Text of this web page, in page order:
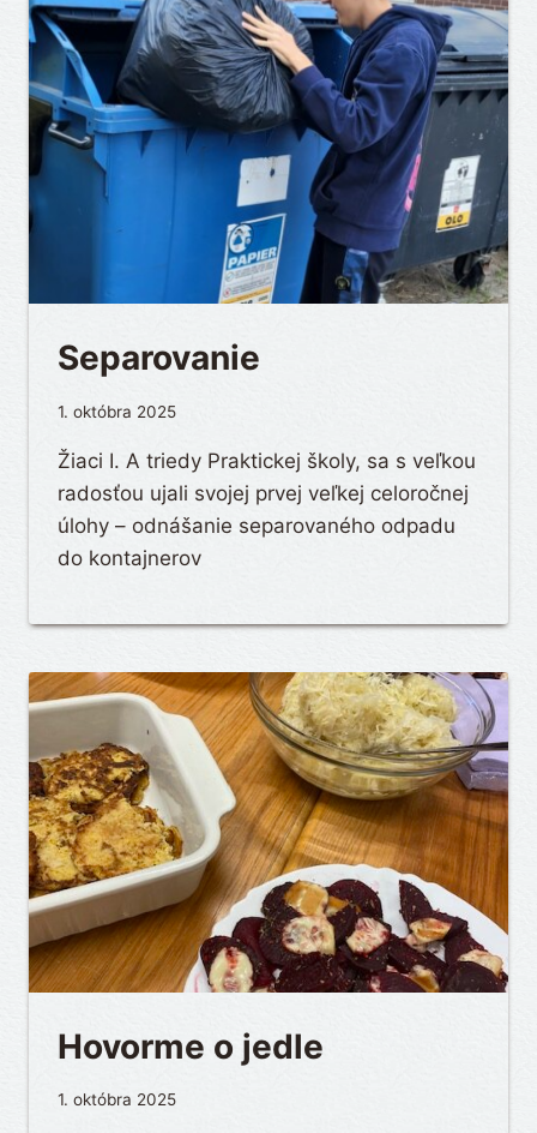
Separovanie
1. októbra 2025
Žiaci I. A triedy Praktickej školy, sa s veľkou
radosťou ujali svojej prvej veľkej celoročnej
úlohy – odnášanie separovaného odpadu
do kontajnerov
Hovorme o jedle
1. októbra 2025